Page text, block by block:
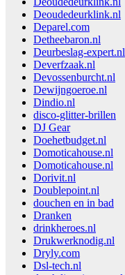
Deoudedeurklink.nl
Deparel.com
Detheebaron.nl
Deurbeslag-expert.nl
Deverfzaak.nl
Devossenburcht.nl
Dewijngoeroe.nl
Dindio.nl
disco-glitter-brillen
DJ Gear
Doehetbudget.nl
Domoticahouse.nl
Domoticahouse.nl
Dorivit.nl
Doublepoint.nl
douchen en in bad
Dranken
drinkheroes.nl
Drukwerknodig.nl
Dryly.com
Dsl-tech.nl